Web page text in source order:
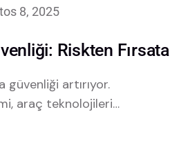
8, 2025
Riskten Fırsata
güvenliği artırıyor.
araç teknolojileri